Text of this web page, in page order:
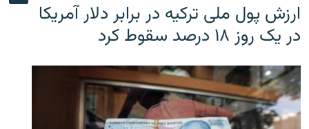
ارزش پول ملی ترکیه در برابر دلار آمریکا
در یک روز ۱۸ درصد سقوط کرد